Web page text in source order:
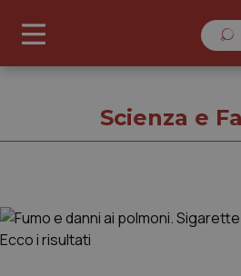
Scienza e